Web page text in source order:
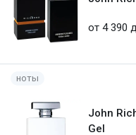
от 4 390
ноты
John
Gel